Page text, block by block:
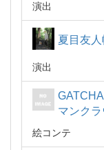
演出
夏目友人
演出
マンク
絵コンテ